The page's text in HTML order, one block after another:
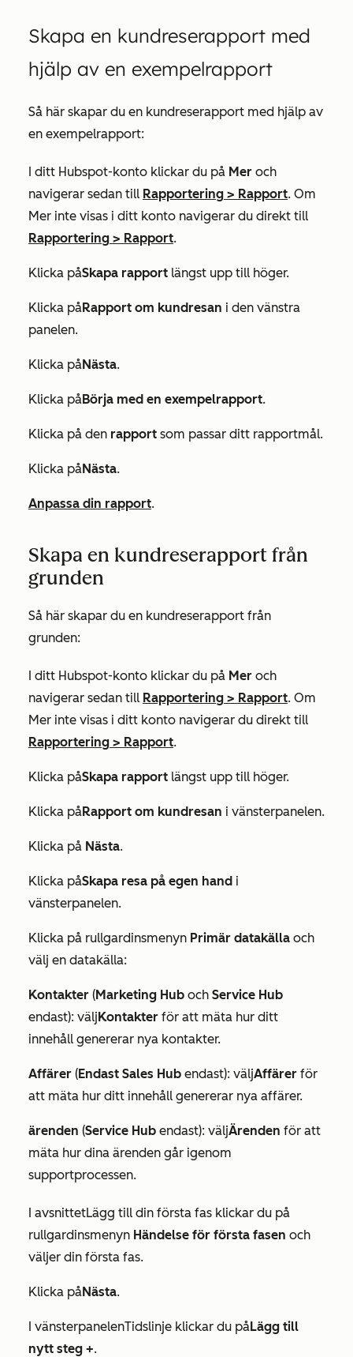
Skapa en kundreserapport med
hjälp av en exempelrapport
Så här skapar du en kundreserapport med hjälp av
en exempelrapport:
I ditt Hubspot-konto klickar du på Mer och
navigerar sedan till Rapportering > Rapport. Om
Mer inte visas i ditt konto navigerar du direkt till
Rapportering > Rapport.
Klicka påSkapa rapport längst upp till höger.
Klicka påRapport om kundresan i den vänstra
panelen.
Klicka påNästa.
Klicka påBörja med en exempelrapport.
Klicka på den rapport som passar ditt rapportmål.
Klicka påNästa.
Anpassa din rapport.
Skapa en kundreserapport från
grunden
Så här skapar du en kundreserapport från
grunden:
I ditt Hubspot-konto klickar du på Mer och
navigerar sedan till Rapportering > Rapport. Om
Mer inte visas i ditt konto navigerar du direkt till
Rapportering > Rapport.
Klicka påSkapa rapport längst upp till höger.
Klicka påRapport om kundresan i vänsterpanelen.
Klicka på Nästa.
Klicka påSkapa resa på egen hand i
vänsterpanelen.
Klicka på rullgardinsmenyn Primär datakälla och
välj en datakälla:
Kontakter (Marketing Hub och Service Hub
endast): väljKontakter för att mäta hur ditt
innehåll genererar nya kontakter.
Affärer (Endast Sales Hub endast): väljAffärer för
att mäta hur ditt innehåll genererar nya affärer.
ärenden (Service Hub endast): väljÄrenden för att
mäta hur dina ärenden går igenom
supportprocessen.
I avsnittetLägg till din första fas klickar du på
rullgardinsmenyn Händelse för första fasen och
väljer din första fas.
Klicka påNästa.
I vänsterpanelenTidslinje klickar du påLägg till
nytt steg +.